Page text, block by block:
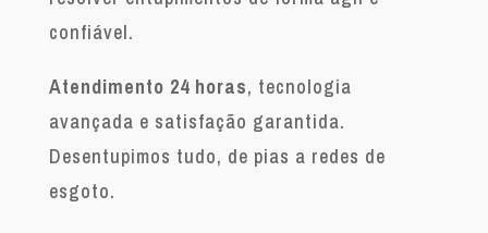
confiável.
Atendimento 24 horas, tecnologia
avançada e satisfação garantida.
Desentupimos tudo, de pias a redes de
esgoto.